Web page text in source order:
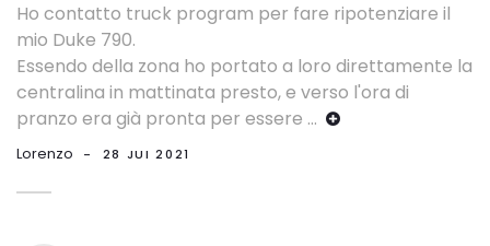
Ho contatto truck program per fare ripotenziare il
mio Duke 790.
Essendo della zona ho portato a loro direttamente la
centralina in mattinata presto, e verso l'ora di
pranzo era già pronta per essere ...
Lorenzo - 28 JUI 2021